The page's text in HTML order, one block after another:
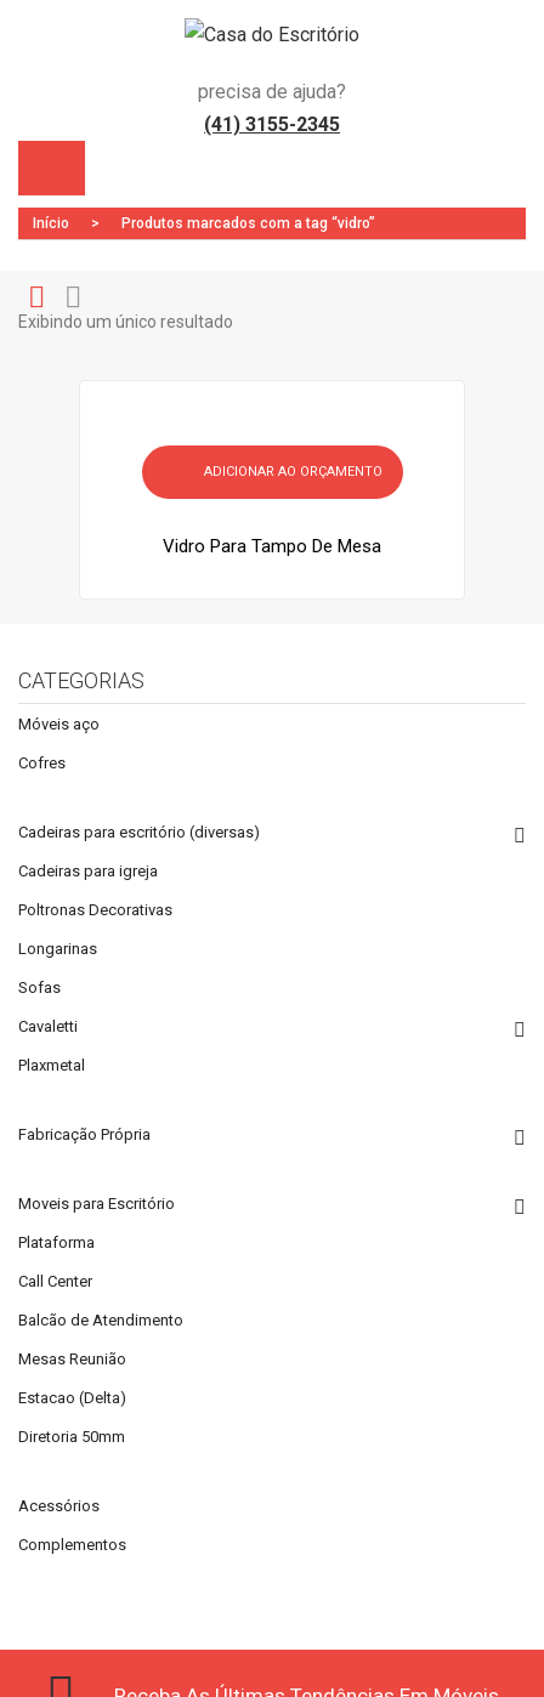
precisa de ajuda?
(41) 3155-2345
Início > Produtos marcados com a tag “vidro”
Exibindo um único resultado
ADICIONAR AO ORÇAMENTO
Vidro Para Tampo De Mesa
CATEGORIAS
Móveis aço
Cofres
Cadeiras para escritório (diversas)
Cadeiras para igreja
Poltronas Decorativas
Longarinas
Sofas
Cavaletti
Plaxmetal
Fabricação Própria
Moveis para Escritório
Plataforma
Call Center
Balcão de Atendimento
Mesas Reunião
Estacao (Delta)
Diretoria 50mm
Acessórios
Complementos